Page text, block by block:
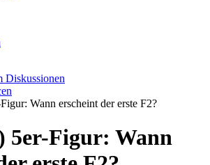
Diskussionen
Wann erscheint der erste F2?
5er-Figur: Wann